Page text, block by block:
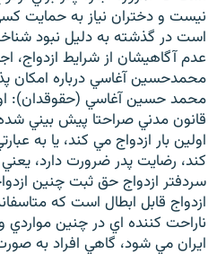
زبان‌های دیگر
نيست و دختران نياز به حمايت
است در گذشته به دليل نبود
عدم آگاهيشان از شرايط ازدواج،
محمدحسين آغاسي درباره امکان
محمد حسين آغاسي (حقوقدان):
قانون مدني صراحتا پيش بيني
اولين بار ازدواج مي کند، يا به
کند، رضايت پدر ضرورت دارد،
سردفتر ازدواج حق ثبت چنين
ازدواج قابل ابطال است که
ناراحت کننده اي در چنين مواردي
ايران مي شود، گاهي افراد به